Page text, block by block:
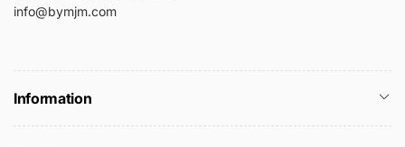
info@bymjm.com
Information